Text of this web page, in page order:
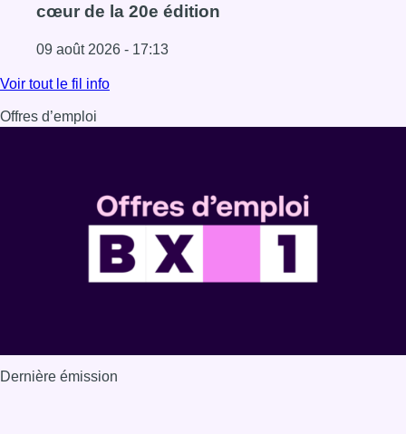
cœur de la 20e édition
09 août 2026 - 17:13
Lire l'article Festival Classissimo: la transmission au
Voir tout le fil info
Offres d’emploi
Dernière émission